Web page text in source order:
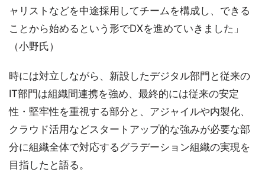
ャリストなどを中途採用してチームを構成し、できる
ことから始めるという形でDXを進めていきました」
（小野氏）
時には対立しながら、新設したデジタル部門と従来の
IT部門は組織間連携を強め、最終的には従来の安定
性・堅牢性を重視する部分と、アジャイルや内製化、
クラウド活用などスタートアップ的な強みが必要な部
分に組織全体で対応するグラデーション組織の実現を
目指したと語る。